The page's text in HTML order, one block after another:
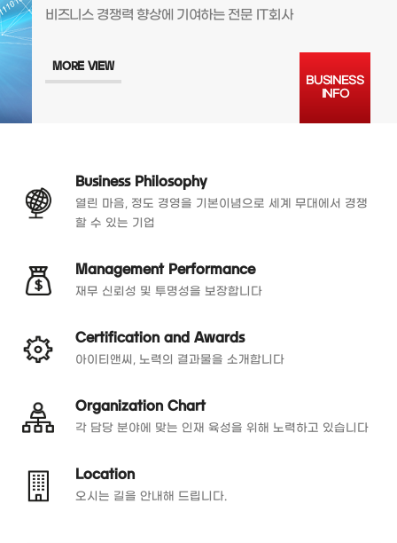
비즈니스 경쟁력 향상에 기여하는 전문 IT회사
MORE VIEW
BUSINESS
INFO
Business Philosophy
열린 마음, 정도 경영을 기본이념으로 세계 무대에서 경쟁
할 수 있는 기업
Management Performance
재무 신뢰성 및 투명성을 보장합니다
Certification and Awards
아이티앤씨, 노력의 결과물을 소개합니다
Organization Chart
각 담당 분야에 맞는 인재 육성을 위해 노력하고 있습니다
Location
오시는 길을 안내해 드립니다.